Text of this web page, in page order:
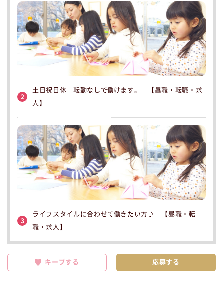
2
土日祝日休 転勤なしで働けます。 【昼職・転職・求
人】
3
ライフスタイルに合わせて働きたい方♪ 【昼職・転
職・求人】
キープする